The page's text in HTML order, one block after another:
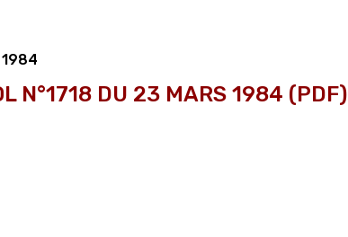
1984
N°1718 DU 23 MARS 1984 (PDF)